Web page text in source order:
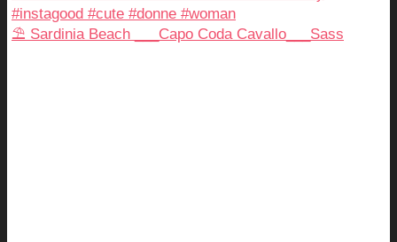
⛱️ Sardinia Beach ___Capo Coda Cavallo___Sass